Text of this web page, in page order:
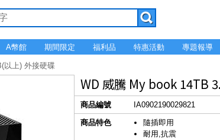
A幣館 期間限定 福利品 特惠活動 專題報導
以上) 外接硬碟
WD 威騰 My book 14TB
商品編號
IA0902190029821
商品特色
隨插即用
耐用,抗震